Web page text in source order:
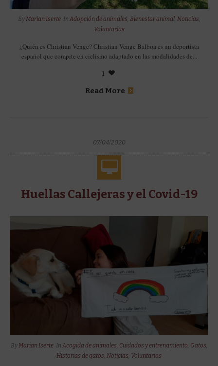
ByMarian Iserte In Adopción de animales, Bienestar animal, Noticias,
Voluntarios
¿Quién es Christian Venge? Christian Venge Balboa es un deportista
español que compite en ciclismo adaptado en las modalidades de...
1
Read More
07/04/2020
Huellas Callejeras y el Covid-19
By Marian Iserte In Acogida de animales Cuidados y entrenamiento Gatos
Historias de gatos Noticias Voluntarios